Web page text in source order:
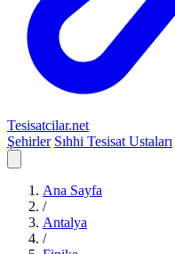
Tesisatcilar.net
Şehirler Sıhhi Tesisat Ustaları
Ana Sayfa
/
Antalya
/